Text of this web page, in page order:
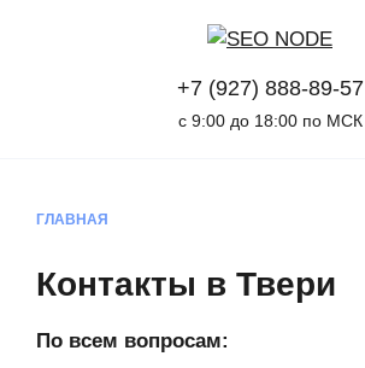
+7 (927) 888-89-57
с 9:00 до 18:00 по МСК
ГЛАВНАЯ
Контакты в Твери
По всем вопросам: